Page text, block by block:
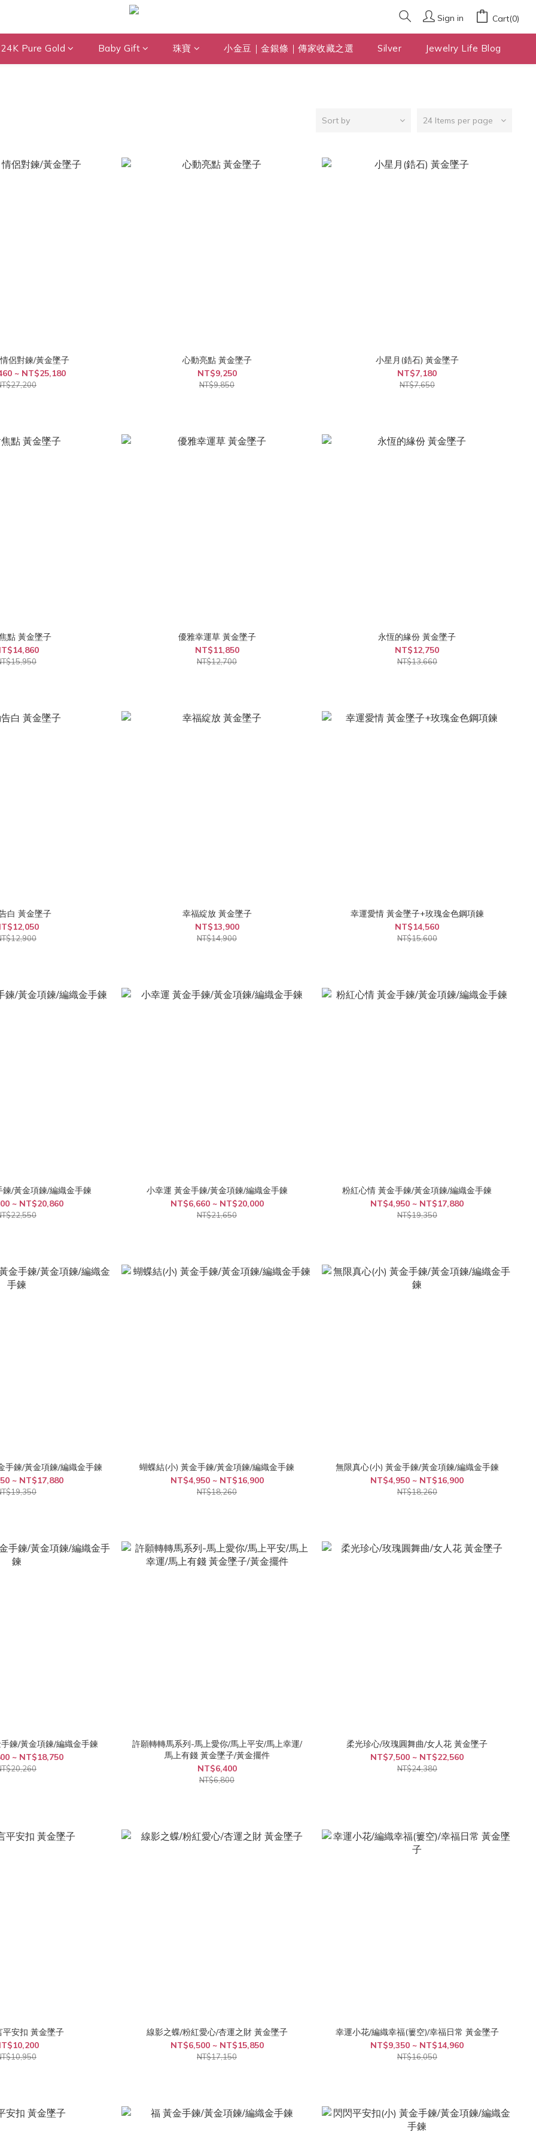
Sign in Cart(0)
24K Pure Gold Baby Gift 珠寶 小金豆｜金銀條｜傳家收藏之選 Silver Jewelry Life Blog
Sort by 24 Items per page
侶對鍊/黃金墜子
~ NT$25,180
心動亮點 黃金墜子
NT$9,250
NT$9,850
小星月(鋯石) 黃金墜子
NT$7,180
NT$7,650
點 黃金墜子
優雅幸運草 黃金墜子
NT$11,850
NT$12,700
永恆的緣份 黃金墜子
NT$12,750
NT$13,660
白 黃金墜子
幸福綻放 黃金墜子
NT$13,900
NT$14,900
幸運愛情 黃金墜子+玫瑰金色鋼項鍊
NT$14,560
NT$15,600
/黃金項鍊/編織金手鍊
~ NT$20,860
小幸運 黃金手鍊/黃金項鍊/編織金手鍊
NT$6,660 ~ NT$20,000
NT$21,650
粉紅心情 黃金手鍊/黃金項鍊/編織金手鍊
NT$4,950 ~ NT$17,880
NT$19,350
手鍊/黃金項鍊/編織金手鍊
~ NT$17,880
蝴蝶結(小) 黃金手鍊/黃金項鍊/編織金手鍊
NT$4,950 ~ NT$16,900
NT$18,260
無限真心(小) 黃金手鍊/黃金項鍊/編織金手鍊
NT$4,950 ~ NT$16,900
NT$18,260
鍊/黃金項鍊/編織金手鍊
~ NT$18,750
許願轉轉馬系列-馬上愛你/馬上平安/馬上幸運/
馬上有錢 黃金墜子/黃金擺件
NT$6,400
NT$6,800
柔光珍心/玫瑰圓舞曲/女人花 黃金墜子
NT$7,500 ~ NT$22,560
NT$24,380
平安扣 黃金墜子
線影之蝶/粉紅愛心/杏運之財 黃金墜子
NT$6,500 ~ NT$15,850
NT$17,150
幸運小花/編織幸福(簍空)/幸福日常 黃金墜子
NT$9,350 ~ NT$14,960
NT$16,050